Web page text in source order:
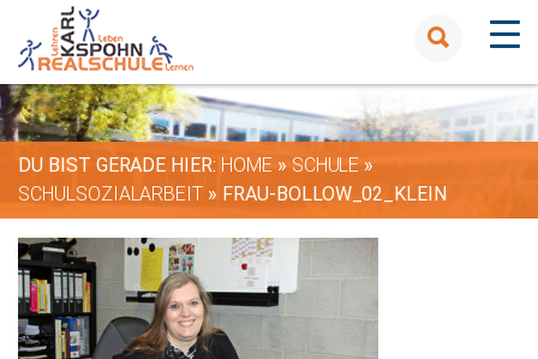
DU BIST GERADE HIER: HOME » SCHULE »
SCHULSOZIALARBEIT » FRAU-BOLLOW_02_KLEIN